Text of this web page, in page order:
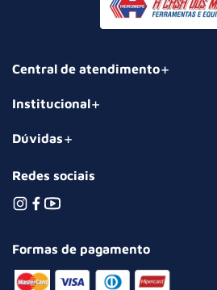
Central de atendimento
Institucional
Dúvidas
Redes sociais
Formas de pagamento